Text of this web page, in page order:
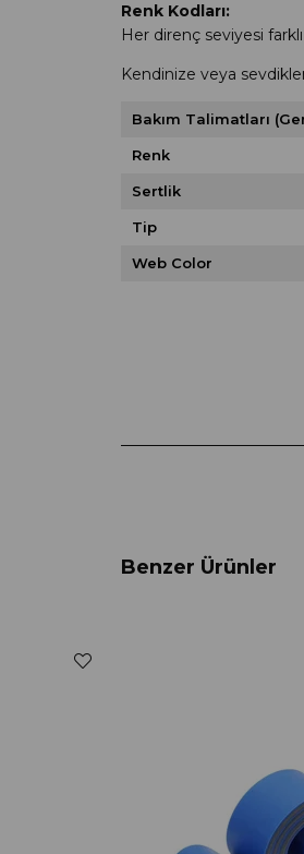
Renk Kodları:
Her direnç seviyesi
Kendinize veya
Bakım Talimatları
Renk
Sertlik
Tip
Web Color
Benzer Ürünler